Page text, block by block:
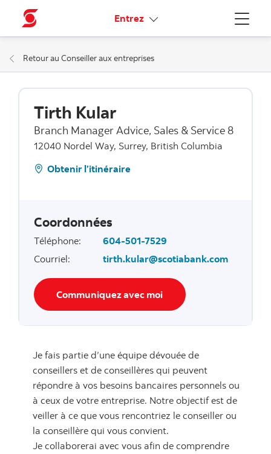
Menu
Entrez Liens connexes
Retour au Conseiller aux entreprises
Tirth Kular
Branch Manager Advice, Sales & Service 8
12040 Nordel Way, Surrey, British Columbia
Obtenir l’itinéraire
Coordonnées
Téléphone:
604-501-7529
Courriel: tirth.kular@scotiabank.com
Communiquez avec moi
Je fais partie d’une équipe dévouée de
conseillers et de conseillères qui peuvent
répondre à vos besoins bancaires personnels ou
à ceux de votre entreprise. Notre objectif est de
veiller à ce que vous rencontriez le conseiller ou
la conseillère qui vous convient.
Je collaborerai avec vous afin de comprendre